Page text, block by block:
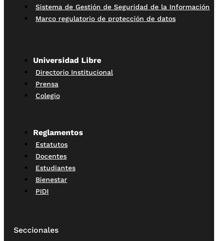
Sistema de Gestión de Seguridad de la Información
Marco regulatorio de protección de datos
Universidad Libre
Directorio Institucional
Prensa
Colegio
Reglamentos
Estatutos
Docentes
Estudiantes
Bienestar
PIDI
Seccionales